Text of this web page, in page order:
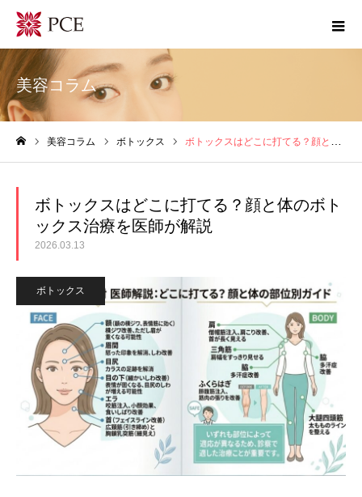
美容コラム
美容コラム ボトックス ボトックスはどこに打てる？顔と体のボトックス治療を医師が解説
ボトックスはどこに打てる？顔と体のボト
ックス治療を医師が解説
2026.03.13
ボトックス